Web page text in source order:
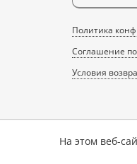
Политика
Соглашение
Условия
На этом веб-